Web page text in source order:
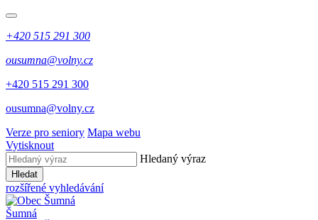
+420 515 291 300
ousumna@volny.cz
+420 515 291 300
ousumna@volny.cz
Verze pro seniory Mapa webu
Vytisknout
Hledaný výraz
Hledat
rozšířené vyhledávání
Šumná